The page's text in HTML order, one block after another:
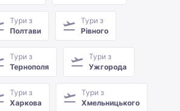
Тури з
Полтави
Тури з
Рівного
Тури з
Тернополя
Тури з
Ужгорода
Тури з
Харкова
Тури з
Хмельницького